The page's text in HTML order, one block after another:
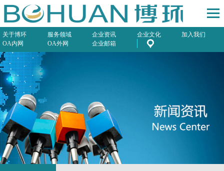
关于博环 服务领域 企业资讯 企业文化
加入我们
OA内网
OA外网 企业邮箱